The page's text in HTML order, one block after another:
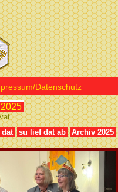
Datenschutz
su lief dat ab Archiv 2025